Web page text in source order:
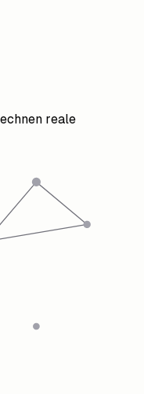
reale